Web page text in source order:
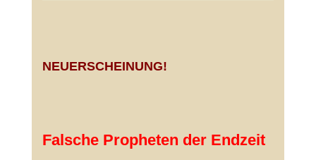
NEUERSCHEINUNG!
Falsche Propheten der Endzeit